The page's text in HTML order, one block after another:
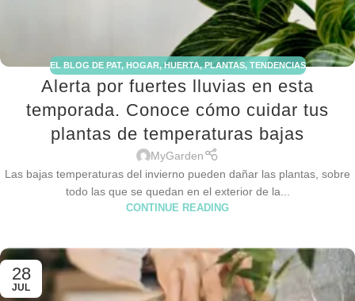
EL BLOG DE PAT, HOGAR,HUERTA,PLANTAS, TENDENCIAS
Alerta por fuertes lluvias en esta
temporada. Conoce cómo cuidar tus
plantas de temperaturas bajas
MyGarden
Las bajas temperaturas del invierno pueden dañar las plantas, sobre
todo las que se quedan en el exterior de la...
CONTINUE READING
28
JUL